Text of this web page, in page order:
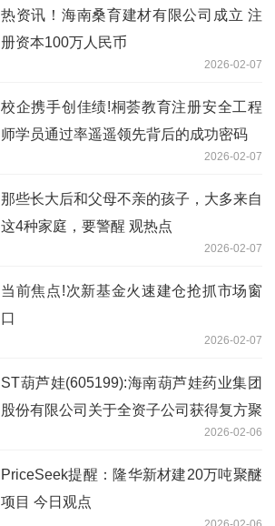
热资讯！海南桑育建材有限公司成立 注
册资本100万人民币
2026-02-07
校企携手创佳绩!桐荟教育注册安全工程
师学员通过率遥遥领先背后的成功密码​
2026-02-07
那些长大后和父母不亲的孩子，大多来自
这4种家庭，要警醒 观热点
2026-02-07
当前焦点!次新基金火速建仓抢抓市场窗
口
2026-02-07
ST葫芦娃(605199):海南葫芦娃药业集团
股份有限公司关于全资子公司获得复方聚
乙二醇（3350）电解质口服溶液药品注
册证书-聚焦
2026-02-06
PriceSeek提醒：隆华新材建20万吨聚醚
项目 今日观点